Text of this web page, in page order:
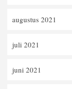
augustus 2021
juli 2021
juni 2021